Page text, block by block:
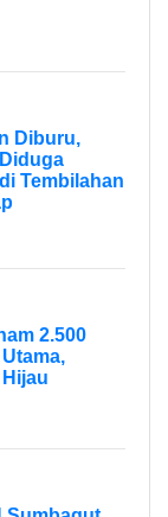
Diburu,
Tembilahan
2.500